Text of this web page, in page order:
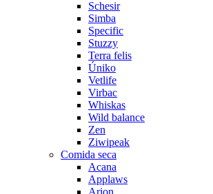
Schesir
Simba
Specific
Stuzzy
Terra felis
Úniko
Vetlife
Virbac
Whiskas
Wild balance
Zen
Ziwipeak
Comida seca
Acana
Applaws
Arion